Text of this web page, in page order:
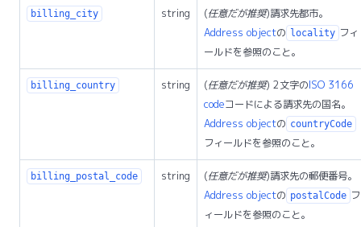
billing_city string (任意だが推奨)請求先都市。
Address objectの locality フィ
ールドを参照のこと。
billing_country string (任意だが推奨) 2文字のISO 3166
codeコードによる請求先の国名。
Address objectの countryCode
フィールドを参照のこと。
billing_postal_code string (任意だが推奨)請求先の郵便番号。
Address objectの postalCode フ
ィールドを参照のこと。